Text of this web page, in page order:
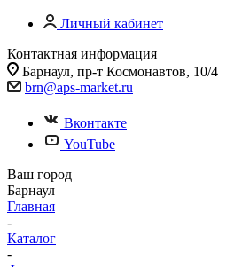
Личный кабинет
Контактная информация
Барнаул, пр-т Космонавтов, 10/4
brn@aps-market.ru
Вконтакте
YouTube
Ваш город
Барнаул
Главная
-
Каталог
-